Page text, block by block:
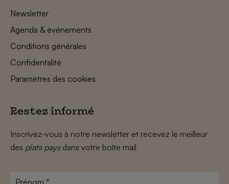
Newsletter
Agenda & événements
Conditions générales
Confidentalité
Paramètres des cookies
Restez informé
Inscrivez-vous à notre newsletter et recevez le meilleur
des plats paysdans votre boîte mail
Prénom